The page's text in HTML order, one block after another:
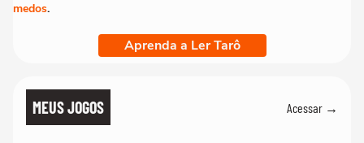
medos.
Aprenda a Ler Tarô
MEUS JOGOS Acessar →